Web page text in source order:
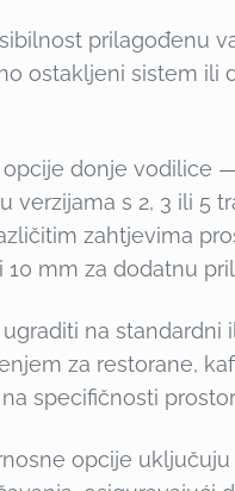
prilagođenu
ostakljeni sistem ili
donje vodilice
verzijama s 2, 3 ili 5
zahtjevima
10 mm za dodatnu
na standardni
za restorane,
specifičnosti
opcije